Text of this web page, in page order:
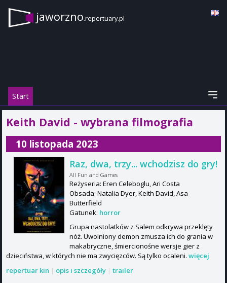
jaworzno.repertuary.pl
Start
Keith David - wybrana filmografia
10 listopada 2023
Raz, dwa, trzy... wchodzisz do gry!
All Fun and Games
Reżyseria: Eren Celeboglu, Ari Costa
Obsada: Natalia Dyer, Keith David, Asa
Butterfield
Gatunek: horror
Grupa nastolatków z Salem odkrywa przeklęty
nóż. Uwolniony demon zmusza ich do grania w
makabryczne, śmiercionośne wersje gier z
dzieciństwa, w których nie ma zwycięzców. Są tylko ocaleni. więcej
repertuar kin | opis i szczegóły | trailer